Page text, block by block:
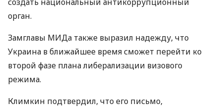
орган.
Замглавы МИДа также выразил надежду, что
Украина в ближайшее время сможет перейти ко
второй фазе плана либерализации визового
режима.
Климкин подтвердил, что его письмо,